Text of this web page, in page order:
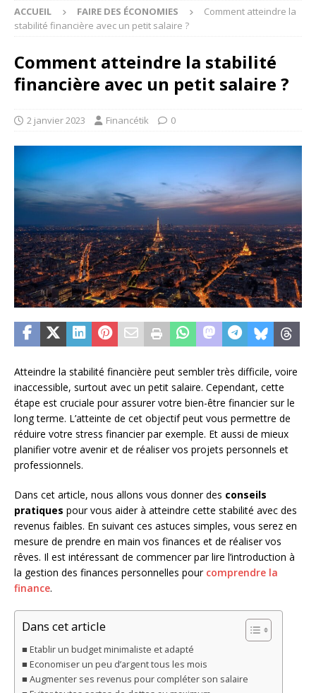
ACCUEIL FAIRE DES ÉCONOMIES
Comment atteindre la
stabilité financière avec un petit salaire ?
Comment atteindre la stabilité
financière avec un petit salaire ?
2 janvier 2023 Financétik 0
Atteindre la stabilité financière peut sembler très difficile, voire
inaccessible, surtout avec un petit salaire. Cependant, cette
étape est cruciale pour assurer votre bien-être financier sur le
long terme. L’atteinte de cet objectif peut vous permettre de
réduire votre stress financier par exemple. Et aussi de mieux
planifier votre avenir et de réaliser vos projets personnels et
professionnels.
Dans cet article, nous allons vous donner des conseils
pratiques pour vous aider à atteindre cette stabilité avec des
revenus faibles. En suivant ces astuces simples, vous serez en
mesure de prendre en main vos finances et de réaliser vos
rêves. Il est intéressant de commencer par lire l’introduction à
la gestion des finances personnelles pour comprendre la
finance.
Dans cet article
Etablir un budget minimaliste et adapté
Economiser un peu d’argent tous les mois
Augmenter ses revenus pour compléter son salaire